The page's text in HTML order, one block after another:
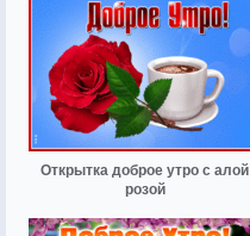
Открытка доброе утро с алой
розой